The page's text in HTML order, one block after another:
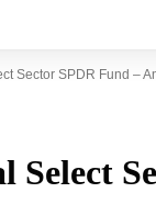
Sector SPDR Fund –
Select